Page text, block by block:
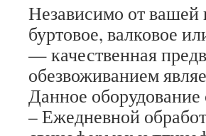
Независимо от
буртовое, валковое
— качественная
обезвоживанием
Данное
– Ежедневной